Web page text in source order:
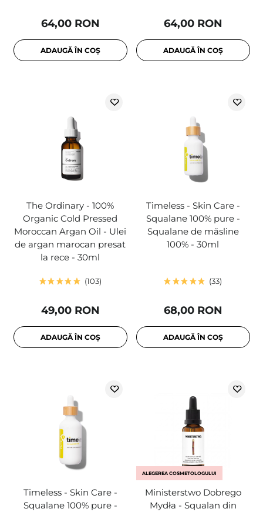
64,00 RON
ADAUGĂ ÎN COȘ
64,00 RON
ADAUGĂ ÎN COȘ
The Ordinary - 100%
Organic Cold Pressed
Moroccan Argan Oil - Ulei
de argan marocan presat
la rece - 30ml
103
49,00 RON
ADAUGĂ ÎN COȘ
Timeless - Skin Care -
Squalane 100% pure -
Squalane de măsline
100% - 30ml
33
68,00 RON
ADAUGĂ ÎN COȘ
Timeless - Skin Care -
Squalane 100% pure -
ALEGEREA COSMETOLOGULUI
Ministerstwo Dobrego
Mydła - Squalan din